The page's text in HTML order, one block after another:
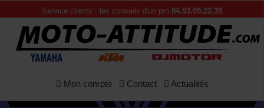
Service clients : les conseils d'un pro 04.93.09.22.39
Mon compte Contact Actualités